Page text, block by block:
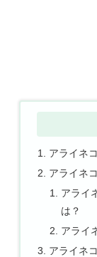
アライネ
アライネ
アライ
は？
アライ
アライネ